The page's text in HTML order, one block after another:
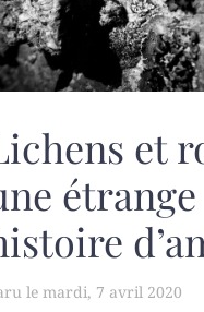
et
étrange
mardi, 7 avril 2020